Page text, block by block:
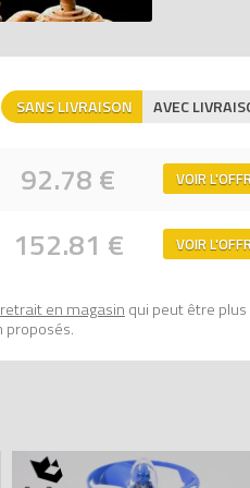
100% LEGO.
SANS LIVRAISON AVEC
92.78 € VOIR
152.81 € VOIR
retrait en magasin qui peut être plus